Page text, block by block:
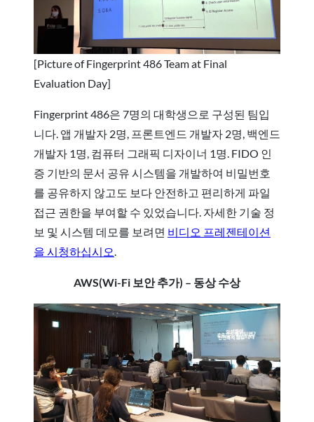
[Picture of Fingerprint 486 Team at Final
Evaluation Day]
Fingerprint 486은 7명의 대학생으로 구성된 팀입
니다. 앱 개발자 2명, 프론트엔드 개발자 2명, 백엔드
개발자 1명, 컴퓨터 그래픽 디자이너 1명. FIDO 인
증 기반의 문서 공유 시스템을 개발하여 비밀번호
를 공유하지 않고도 보다 안전하고 편리하게 파일
접근 권한을 부여할 수 있었습니다. 자세한 기술 정
보 및 시스템 데모를 보려면 비디오 프레젠테이션
을 시청하십시오.
AWS(Wi-Fi 보안 추가) – 동상 수상